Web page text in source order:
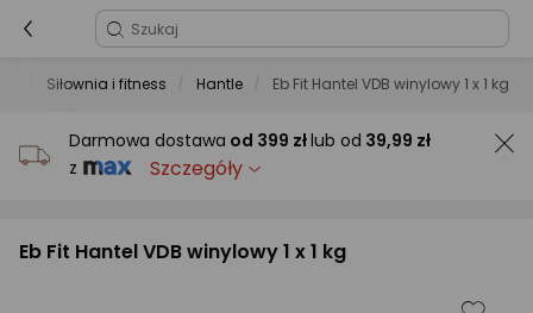
Siłownia i fitness Hantle Eb Fit ‎‎Hantel VDB winylowy 1 x 1 kg
Darmowa dostawa od 399 złlub od 39,99 zł
z
Szczegóły
Eb Fit ‎‎Hantel VDB winylowy 1 x 1 kg